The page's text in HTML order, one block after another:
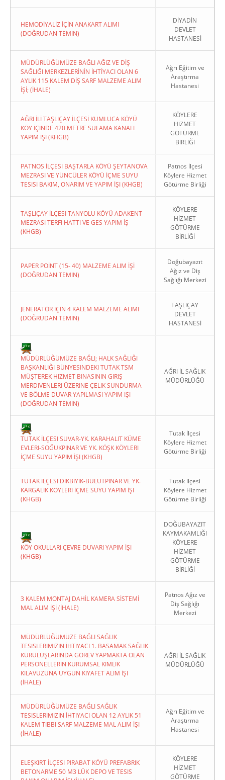
HEMODİYALİZ İÇİN ANAKART ALIMI
(DOĞRUDAN TEMIN)
DİYADİN
DEVLET
HASTANESİ
MÜDÜRLÜĞÜMÜZE BAĞLI AĞIZ VE DİŞ
SAĞLIĞI MERKEZLERİNİN İHTİYACI OLAN 6
AYLIK 115 KALEM DİŞ SARF MALZEME ALIM
İŞİ; (İHALE)
Ağrı Eğitim ve
Araştırma
Hastanesi
AĞRI İLİ TAŞLIÇAY İLÇESİ KUMLUCA KÖYÜ
KÖY İÇİNDE 420 METRE SULAMA KANALI
YAPIM İŞİ (KHGB)
KÖYLERE
HİZMET
GÖTÜRME
BİRLİĞİ
PATNOS İLÇESI BAŞTARLA KÖYÜ ŞEYTANOVA
MEZRASI VE YÜNCÜLER KÖYÜ İÇME SUYU
TESISI BAKIM, ONARIM VE YAPIM İŞI (KHGB)
Patnos İlçesi
Köylere Hizmet
Götürme Birliği
TAŞLIÇAY İLÇESI TANYOLU KÖYÜ ADAKENT
MEZRASI TERFI HATTI VE GES YAPIM İŞ
(KHGB)
KÖYLERE
HİZMET
GÖTÜRME
BİRLİĞİ
PAPER POİNT (15- 40) MALZEME ALIM İŞİ
(DOĞRUDAN TEMIN)
Doğubayazıt
Ağız ve Diş
Sağlığı Merkezi
JENERATÖR İÇİN 4 KALEM MALZEME ALIMI
(DOĞRUDAN TEMIN)
TAŞLIÇAY
DEVLET
HASTANESİ
MÜDÜRLÜĞÜMÜZE BAĞLI; HALK SAĞLIĞI
BAŞKANLIĞI BÜNYESINDEKI TUTAK TSM
MÜŞTEREK HIZMET BINASININ GIRIŞ
MERDIVENLERI ÜZERINE ÇELIK SUNDURMA
VE BÖLME DUVAR YAPILMASI YAPIM IŞI
(DOĞRUDAN TEMIN)
AĞRI İL SAĞLIK
MÜDÜRLÜĞÜ
TUTAK İLÇESI SUVAR-YK. KARAHALIT KÜME
EVLERI-SOĞUKPINAR VE YK. KÖŞK KÖYLERI
İÇME SUYU YAPIM İŞI (KHGB)
Tutak İlçesi
Köylere Hizmet
Götürme Birliği
TUTAK İLÇESI DIKBIYIK-BULUTPINAR VE YK.
KARGALIK KÖYLERI İÇME SUYU YAPIM İŞI
(KHGB)
Tutak İlçesi
Köylere Hizmet
Götürme Birliği
KÖY OKULLARI ÇEVRE DUVARI YAPIM İŞI
(KHGB)
DOĞUBAYAZIT
KAYMAKAMLIĞI
KÖYLERE
HİZMET
GÖTÜRME
BİRLİĞİ
3 KALEM MONTAJ DAHİL KAMERA SİSTEMİ
MAL ALIM İŞİ (İHALE)
Patnos Ağız ve
Diş Sağlığı
Merkezi
MÜDÜRLÜĞÜMÜZE BAĞLI SAĞLIK
TESISLERIMIZIN İHTIYACI 1. BASAMAK SAĞLIK
KURULUŞLARINDA GÖREV YAPMAKTA OLAN
PERSONELLERIN KURUMSAL KIMLIK
KILAVUZUNA UYGUN KIYAFET ALIM İŞI
(İHALE)
AĞRI İL SAĞLIK
MÜDÜRLÜĞÜ
MÜDÜRLÜĞÜMÜZE BAĞLI SAĞLIK
TESISLERIMIZIN İHTIYACI OLAN 12 AYLIK 51
KALEM TIBBI SARF MALZEME MAL ALIM İŞI
(İHALE)
Ağrı Eğitim ve
Araştırma
Hastanesi
ELEŞKIRT İLÇESI PIRABAT KÖYÜ PREFABRIK
BETONARME 50 M3 LÜK DEPO VE TESIS
KÖYLERE
HİZMET
GÖTÜRME